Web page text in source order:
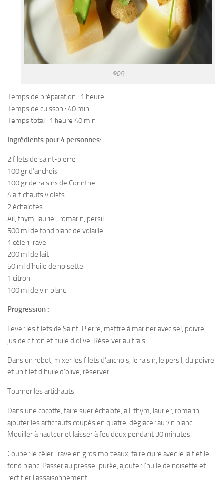
©DR
Temps de préparation : 1 heure
Temps de cuisson : 40 min
Temps total : 1 heure 40 min
Ingrédients pour 4 personnes:
2 filets de saint-pierre
100 gr d’anchois
100 gr de raisins de Corinthe
4 artichauts violets
2 échalotes
Ail, thym, laurier, romarin, persil
500 ml de fond blanc de volaille
1 céleri-rave
200 ml de lait
50 ml d’huile de noisette
1 citron
100 ml de vin blanc
Progression :
Lever les filets de Saint-Pierre, mettre à mariner avec sel, poivre,
jus de citron et huile d’olive. Réserver au frais.
Dans un robot, mixer les filets d’anchois, le raisin, le persil, du poivre
et un filet d’huile d’olive, réserver.
Tourner les artichauts
Dans une cocotte, faire suer échalote, ail, thym, laurier, romarin,
ajouter les artichauts coupés en quatre, déglacer au vin blanc.
Mouiller à hauteur et laisser à feu doux pendant 30 minutes.
Couper le céleri-rave en gros morceaux, faire cuire avec le lait et le
fond blanc. Passer au presse-purée, ajouter l’huile de noisette et
rectifier l’assaisonnement.